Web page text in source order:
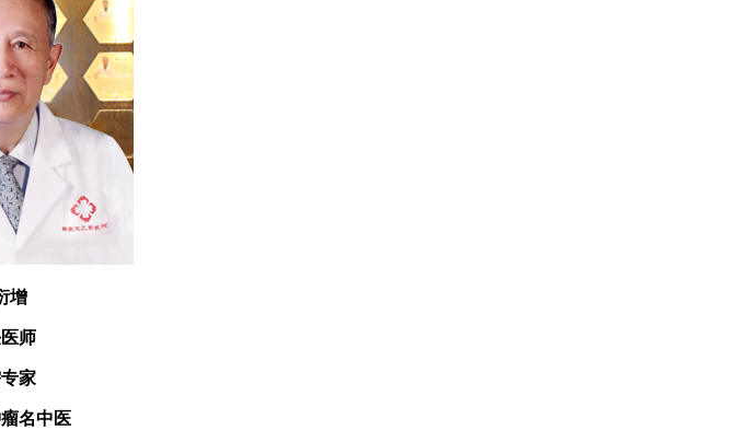
增
师
家
名中医